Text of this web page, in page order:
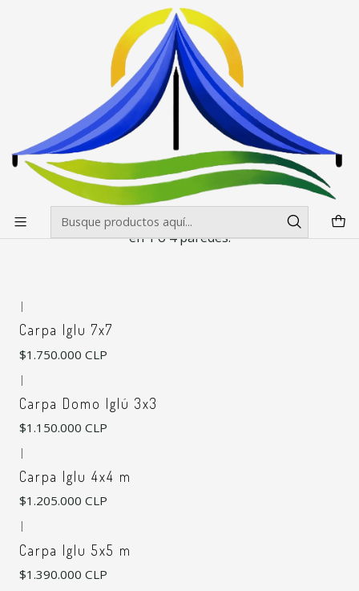
Envíos gratis desde $500.000 en Santiago
Carpas Iglú
Carpas Iglú
Todas las carpas Iglú de tela Oxford y material PVC
llevan incluido en el precio, impresiones a full color
en 1 o 4 paredes.
|
Carpa Iglu 7x7
$1.750.000 CLP
|
Carpa Domo Iglú 3x3
$1.150.000 CLP
|
Carpa Iglu 4x4 m
$1.205.000 CLP
|
Carpa Iglu 5x5 m
$1.390.000 CLP